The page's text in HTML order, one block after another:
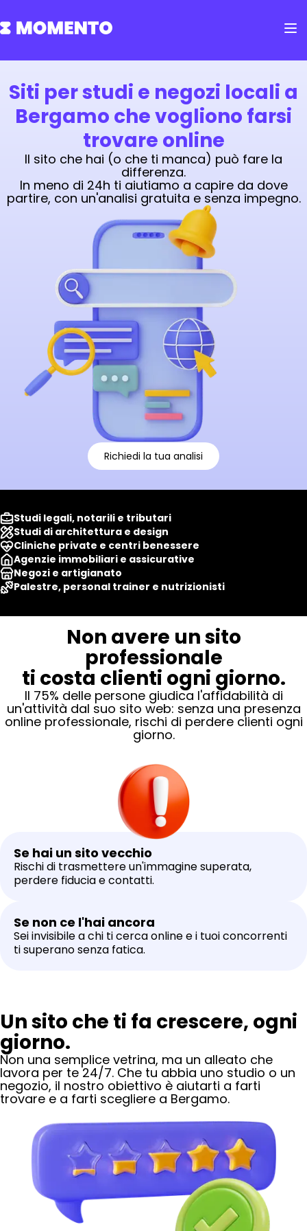
Siti per studi e negozi locali a
Bergamo che vogliono farsi
trovare online
Il sito che hai (o che ti manca) può fare la
differenza.
In meno di 24h ti aiutiamo a capire da dove
partire, con un'analisi gratuita e senza impegno.
Richiedi la tua analisi
Studi legali, notarili e tributari
Studi di architettura e design
Cliniche private e centri benessere
Agenzie immobiliari e assicurative
Negozi e artigianato
Palestre, personal trainer e nutrizionisti
Non avere un sito
professionale
ti costa clienti ogni giorno.
Il 75% delle persone giudica l'affidabilità di
un'attività dal suo sito web: senza una presenza
online professionale, rischi di perdere clienti ogni
giorno.
Se hai un sito vecchio
Rischi di trasmettere un'immagine superata,
perdere fiducia e contatti.
Se non ce l'hai ancora
Sei invisibile a chi ti cerca online e i tuoi concorrenti
ti superano senza fatica.
Un sito che ti fa crescere, ogni
giorno.
Non una semplice vetrina, ma un alleato che
lavora per te 24/7. Che tu abbia uno studio o un
negozio, il nostro obiettivo è aiutarti a farti
trovare e a farti scegliere a Bergamo.